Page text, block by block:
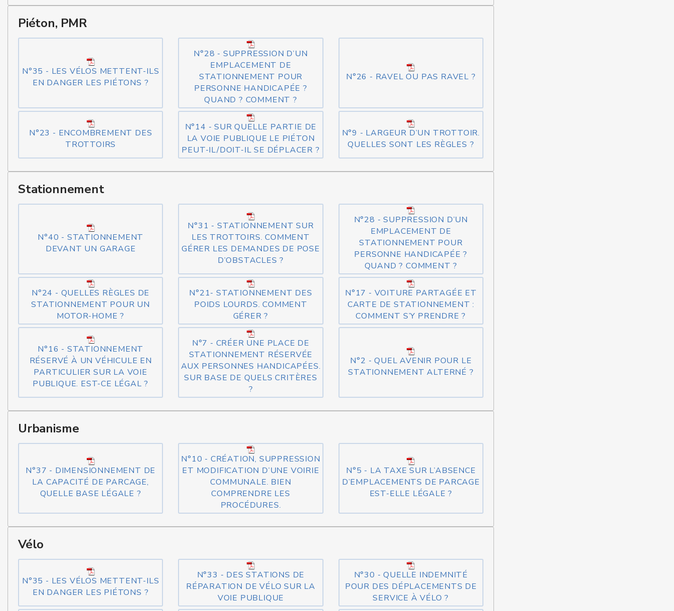
Piéton, PMR
N°35 - LES VÉLOS METTENT-ILS
EN DANGER LES PIÉTONS ?
N°28 - SUPPRESSION D’UN
EMPLACEMENT DE
STATIONNEMENT POUR
PERSONNE HANDICAPÉE ?
QUAND ? COMMENT ?
N°26 - RAVEL OU PAS RAVEL ?
N°23 - ENCOMBREMENT DES
TROTTOIRS
N°14 - SUR QUELLE PARTIE DE
LA VOIE PUBLIQUE LE PIÉTON
PEUT-IL/DOIT-IL SE DÉPLACER ?
N°9 - LARGEUR D’UN TROTTOIR.
QUELLES SONT LES RÈGLES ?
Stationnement
N°40 - STATIONNEMENT
DEVANT UN GARAGE
N°31 - STATIONNEMENT SUR
LES TROTTOIRS. COMMENT
GÉRER LES DEMANDES DE POSE
D’OBSTACLES ?
N°28 - SUPPRESSION D’UN
EMPLACEMENT DE
STATIONNEMENT POUR
PERSONNE HANDICAPÉE ?
QUAND ? COMMENT ?
N°24 - QUELLES RÈGLES DE
STATIONNEMENT POUR UN
MOTOR-HOME ?
N°21- STATIONNEMENT DES
POIDS LOURDS. COMMENT
GÉRER ?
N°17 - VOITURE PARTAGÉE ET
CARTE DE STATIONNEMENT :
COMMENT S’Y PRENDRE ?
N°16 - STATIONNEMENT
RÉSERVÉ À UN VÉHICULE EN
PARTICULIER SUR LA VOIE
PUBLIQUE. EST-CE LÉGAL ?
N°7 - CRÉER UNE PLACE DE
STATIONNEMENT RÉSERVÉE
AUX PERSONNES HANDICAPÉES.
SUR BASE DE QUELS CRITÈRES
?
N°2 - QUEL AVENIR POUR LE
STATIONNEMENT ALTERNÉ ?
Urbanisme
N°37 - DIMENSIONNEMENT DE
LA CAPACITÉ DE PARCAGE,
QUELLE BASE LÉGALE ?
N°10 - CRÉATION, SUPPRESSION
ET MODIFICATION D’UNE VOIRIE
COMMUNALE. BIEN
COMPRENDRE LES
PROCÉDURES.
N°5 - LA TAXE SUR L’ABSENCE
D’EMPLACEMENTS DE PARCAGE
EST-ELLE LÉGALE ?
Vélo
N°35 - LES VÉLOS METTENT-ILS
EN DANGER LES PIÉTONS ?
N°33 - DES STATIONS DE
RÉPARATION DE VÉLO SUR LA
VOIE PUBLIQUE
N°30 - QUELLE INDEMNITÉ
POUR DES DÉPLACEMENTS DE
SERVICE À VÉLO ?